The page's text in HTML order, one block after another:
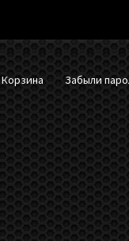
Корзина Забыли